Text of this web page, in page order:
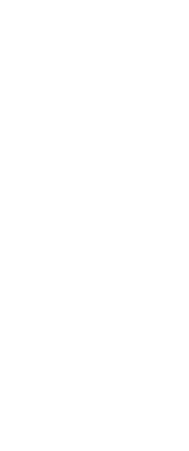
Christantus Uche,
perderá toda la
en los ligamentos de su
El centrocampista reconvertido en
la capital, después de salir obligado
una lesión que lo mantendrá un año